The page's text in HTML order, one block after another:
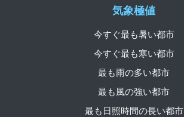
気象極値
今すぐ最も暑い都市
今すぐ最も寒い都市
最も雨の多い都市
最も風の強い都市
最も日照時間の長い都市